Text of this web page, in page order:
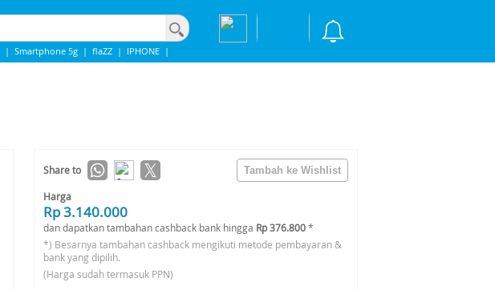
| Smartphone 5g | flaZZ | IPHONE |
Share to
Harga
Rp 3.140.000
dan dapatkan tambahan cashback bank hingga Rp 376.800*
*) Besarnya tambahan cashback mengikuti metode pembayaran &
bank yang dipilih.
(Harga sudah termasuk PPN)